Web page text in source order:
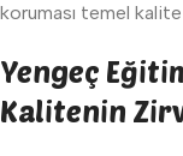
koruması temel kalite
Yengeç
Kalitenin